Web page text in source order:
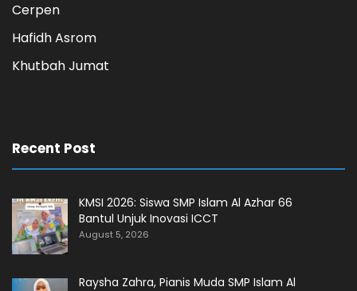
Cerpen
Hafidh Asrom
Khutbah Jumat
Recent Post
KMSI 2026: Siswa SMP Islam Al Azhar 66
Bantul Unjuk Inovasi ICCT
August 5, 2026
Raysha Zahra, Pianis Muda SMP Islam Al